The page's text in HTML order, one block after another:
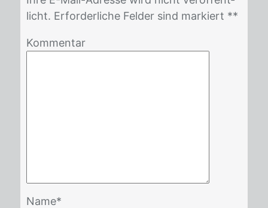
licht. Er­for­der­li­che Fel­der sind mar­kiert **
Kommentar
Name*